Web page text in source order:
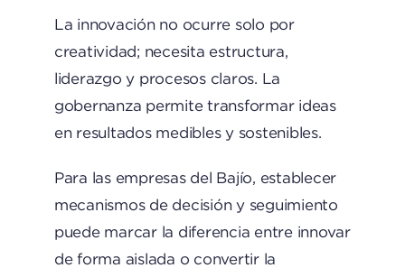
La innovación no ocurre solo por
creatividad; necesita estructura,
liderazgo y procesos claros. La
gobernanza permite transformar ideas
en resultados medibles y sostenibles.
Para las empresas del Bajío, establecer
mecanismos de decisión y seguimiento
puede marcar la diferencia entre innovar
de forma aislada o convertir la